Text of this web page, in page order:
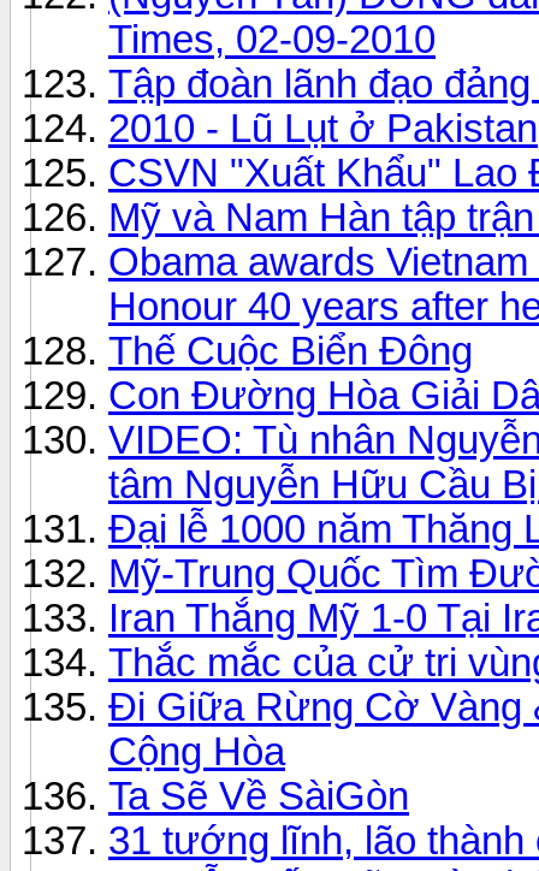
Times, 02-09-2010
Tập đoàn lãnh đạo
2010 - Lũ Lụt ở Pakistan
CSVN "Xuất Khẩu" Lao
Mỹ và Nam Hàn tập
Obama awards
Honour 40 years after
Thế Cuộc Biển Đông
Con Đường Hòa Giải
VIDEO: Tù nhân
tâm Nguyễn Hữu Cầu
Đại lễ 1000 năm Thăng
Mỹ-Trung Quốc Tìm
Iran Thắng Mỹ 1-0 Tại
Thắc mắc của cử tri
Đi Giữa Rừng Cờ Vàng
Cộng Hòa
Ta Sẽ Về SàiGòn
31 tướng lĩnh, lão